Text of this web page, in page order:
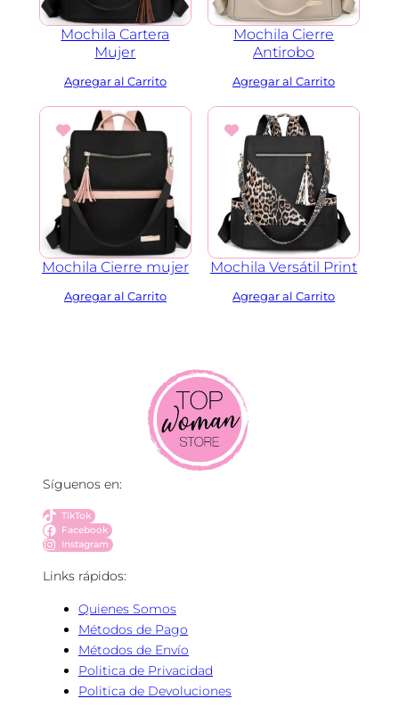
Mochila Cartera
Mujer
Mochila Cierre
Antirobo
Mochila Cierre mujer Mochila Versátil Print
Síguenos en:
TikTok
Facebook
Instagram
Links rápidos:
Quienes Somos
Métodos de Pago
Métodos de Envío
Politica de Privacidad
Politica de Devoluciones